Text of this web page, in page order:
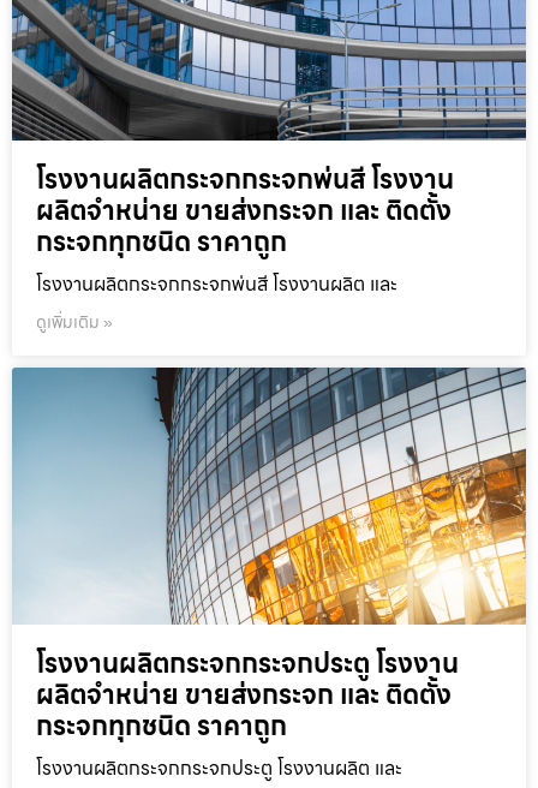
โรงงานผลิตกระจกกระจกพ่นสี โรงงาน
ผลิตจำหน่าย ขายส่งกระจก และ ติดตั้ง
กระจกทุกชนิด ราคาถูก
โรงงานผลิตกระจกกระจกพ่นสี โรงงานผลิต และ
ดูเพิ่มเติม »
โรงงานผลิตกระจกกระจกประตู โรงงาน
ผลิตจำหน่าย ขายส่งกระจก และ ติดตั้ง
กระจกทุกชนิด ราคาถูก
โรงงานผลิตกระจกกระจกประตู โรงงานผลิต และ